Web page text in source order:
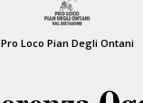
Pro Loco Pian Degli Ontani